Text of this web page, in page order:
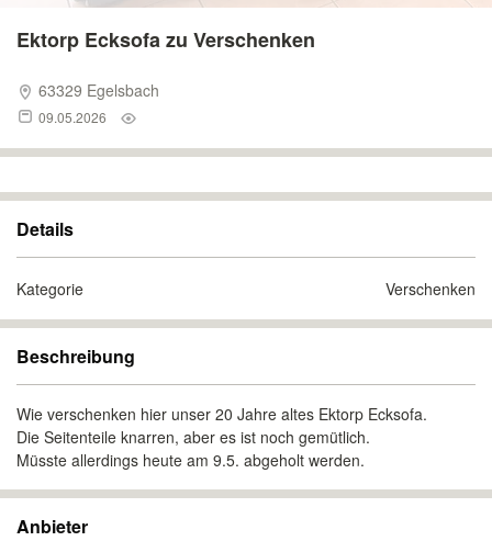
Ektorp Ecksofa zu Verschenken
63329 Egelsbach
09.05.2026
Details
Kategorie Verschenken
Beschreibung
Wie verschenken hier unser 20 Jahre altes Ektorp Ecksofa.
Die Seitenteile knarren, aber es ist noch gemütlich.
Müsste allerdings heute am 9.5. abgeholt werden.
Anbieter